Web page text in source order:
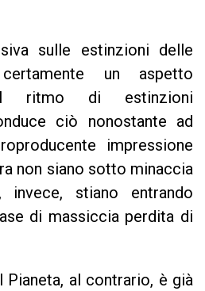
sulle estinzioni delle
un aspetto
ritmo di estinzioni
ciò nonostante ad
impressione
non siano sotto minaccia
invece, stiano entrando
di massiccia perdita di
Pianeta, al contrario, è già